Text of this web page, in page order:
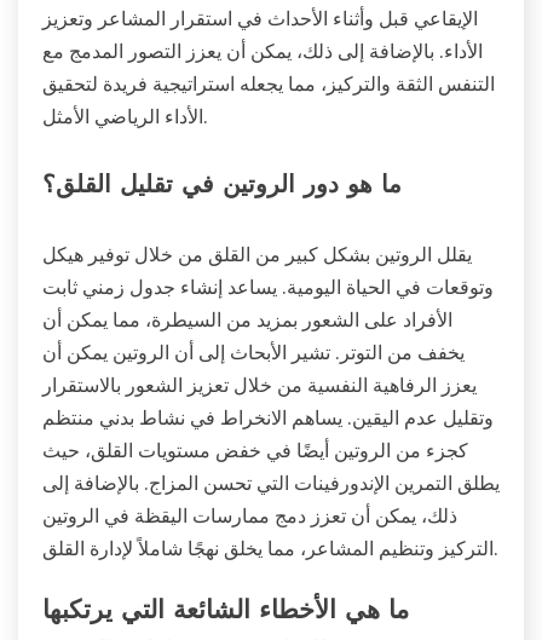
الإيقاعي قبل وأثناء الأحداث في استقرار المشاعر وتعزيز
الأداء. بالإضافة إلى ذلك، يمكن أن يعزز التصور المدمج مع
التنفس الثقة والتركيز، مما يجعله استراتيجية فريدة لتحقيق
الأداء الرياضي الأمثل.
ما هو دور الروتين في تقليل القلق؟
يقلل الروتين بشكل كبير من القلق من خلال توفير هيكل
وتوقعات في الحياة اليومية. يساعد إنشاء جدول زمني ثابت
الأفراد على الشعور بمزيد من السيطرة، مما يمكن أن
يخفف من التوتر. تشير الأبحاث إلى أن الروتين يمكن أن
يعزز الرفاهية النفسية من خلال تعزيز الشعور بالاستقرار
وتقليل عدم اليقين. يساهم الانخراط في نشاط بدني منتظم
كجزء من الروتين أيضًا في خفض مستويات القلق، حيث
يطلق التمرين الإندورفينات التي تحسن المزاج. بالإضافة إلى
ذلك، يمكن أن تعزز دمج ممارسات اليقظة في الروتين
التركيز وتنظيم المشاعر، مما يخلق نهجًا شاملاً لإدارة القلق.
ما هي الأخطاء الشائعة التي يرتكبها